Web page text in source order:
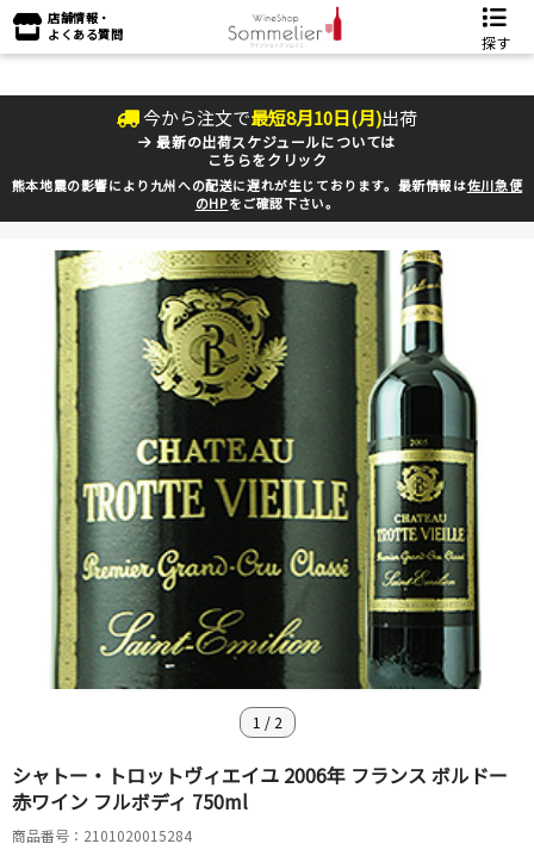
店舗情報・
よくある質問
探す
今から注文で最短8月10日(月)出荷
最新の出荷スケジュールについては
こちらをクリック
熊本地震の影響により九州への配送に遅れが生じております。最新情報は佐川急便
のHPをご確認下さい。
1 / 2
シャトー・トロットヴィエイユ 2006年 フランス ボルドー
赤ワイン フルボディ 750ml
商品番号：2101020015284